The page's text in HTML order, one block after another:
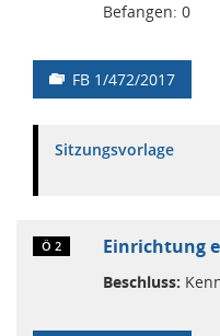
Befangen: 0
FB 1/472/2017
Sitzungsvorlage
Ö 2 Einrichtung
Beschluss: